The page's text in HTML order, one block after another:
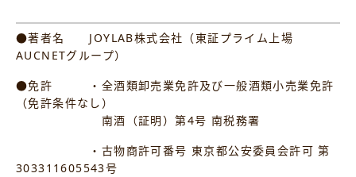
●著者名 JOYLAB株式会社（東証プライム上場
AUCNETグループ）
●免許 ・全酒類卸売業免許及び一般酒類小売業免許
（免許条件なし）
南酒（証明）第4号 南税務署
・古物商許可番号 東京都公安委員会許可 第
303311605543号